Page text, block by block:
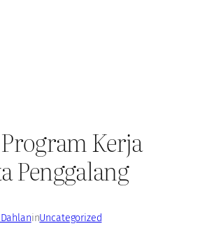
Kerja
Penggalang
inUncategorized